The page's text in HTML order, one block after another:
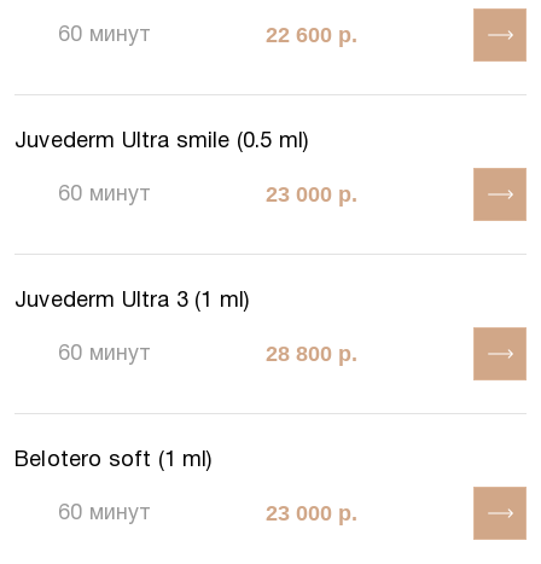
60 минут 22 600 р.
Juvederm Ultra smile (0.5 ml)
60 минут 23 000 р.
Juvederm Ultra 3 (1 ml)
60 минут 28 800 р.
Belotero soft (1 ml)
60 минут 23 000 р.